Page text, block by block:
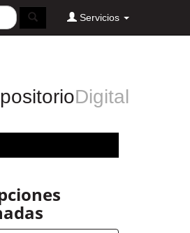
Servicios
Digital